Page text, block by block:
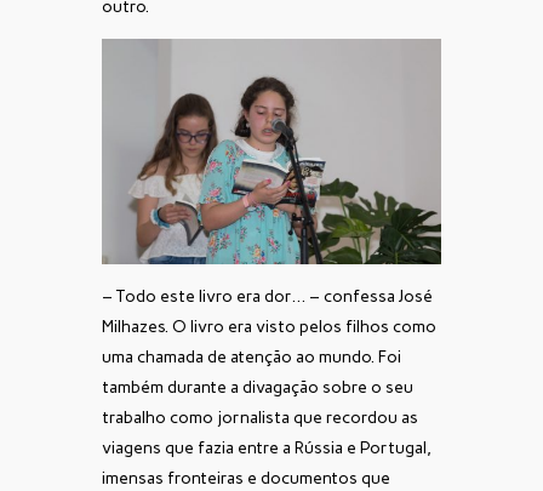
outro.
– Todo este livro era dor… – confessa José
Milhazes. O livro era visto pelos filhos como
uma chamada de atenção ao mundo. Foi
também durante a divagação sobre o seu
trabalho como jornalista que recordou as
viagens que fazia entre a Rússia e Portugal,
imensas fronteiras e documentos que